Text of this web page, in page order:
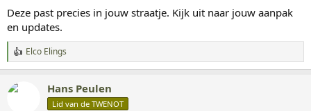
e
n
:
Deze past precies in jouw straatje. Kijk uit naar jouw aanpak
en updates.
W
a
r
Elco Elings
Hans Peulen
Lid van de TWENOT